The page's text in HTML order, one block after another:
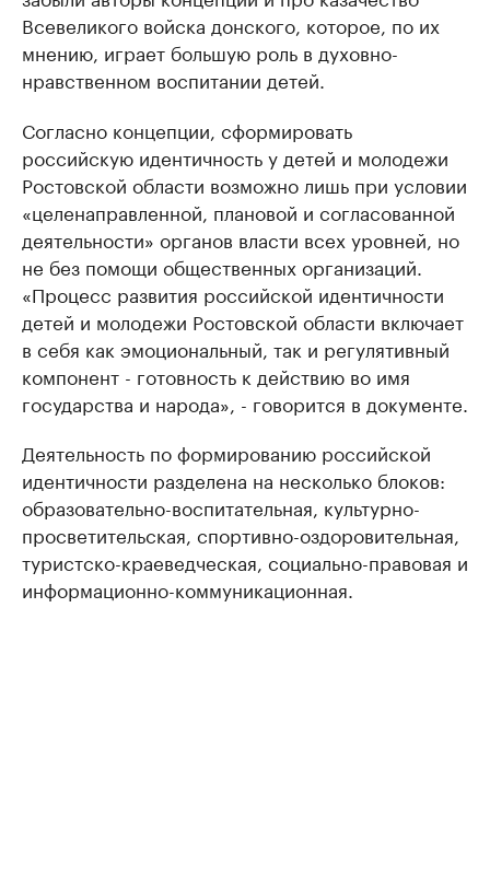
Всевеликого войска донского, которое, по их
мнению, играет большую роль в духовно-
нравственном воспитании детей.
Согласно концепции, сформировать
российскую идентичность у детей и молодежи
Ростовской области возможно лишь при условии
«целенаправленной, плановой и согласованной
деятельности» органов власти всех уровней, но
не без помощи общественных организаций.
«Процесс развития российской идентичности
детей и молодежи Ростовской области включает
в себя как эмоциональный, так и регулятивный
компонент - готовность к действию во имя
государства и народа», - говорится в документе.
Деятельность по формированию российской
идентичности разделена на несколько блоков:
образовательно-воспитательная, культурно-
просветительская, спортивно-оздоровительная,
туристско-краеведческая, социально-правовая и
информационно-коммуникационная.